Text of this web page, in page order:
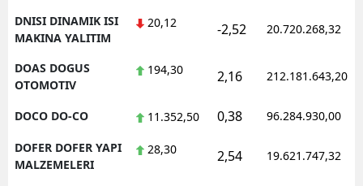
DNISI DINAMIK ISI
MAKINA YALITIM
20,12 -2,52 20.720.268,32
DOAS DOGUS
OTOMOTIV
194,30 2,16 212.181.643,20
DOCO DO-CO 11.352,50 0,38 96.284.930,00
DOFER DOFER YAPI
MALZEMELERI
28,30 2,54 19.621.747,32